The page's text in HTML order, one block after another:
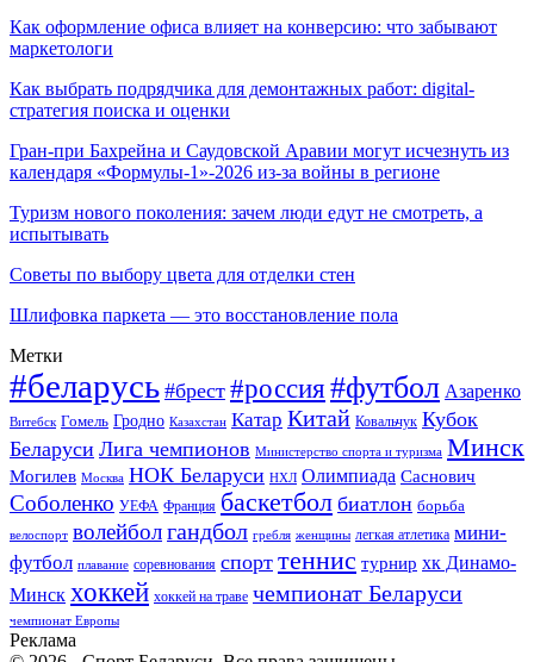
Как оформление офиса влияет на конверсию: что забывают
маркетологи
Как выбрать подрядчика для демонтажных работ: digital-
стратегия поиска и оценки
Гран-при Бахрейна и Саудовской Аравии могут исчезнуть из
календаря «Формулы-1»-2026 из-за войны в регионе
Туризм нового поколения: зачем люди едут не смотреть, а
испытывать
Советы по выбору цвета для отделки стен
Шлифовка паркета — это восстановление пола
Метки
#беларусь #брест #россия#футбол Азаренко
Витебск Гомель Гродно Казахстан Катар Китай Ковальчук Кубок
Беларуси Лига чемпионов Министерство спорта и туризма Минск
Могилев Москва НОК Беларуси НХЛ Олимпиада Саснович
Соболенко УЕФА Франция баскетбол биатлон борьба
велоспорт волейболгандбол гребля женщины легкая атлетика мини-
футбол плавание соревнования спорт теннис турнир хк Динамо-
Минск хоккей хоккей на траве чемпионат Беларуси
чемпионат Европы
Реклама